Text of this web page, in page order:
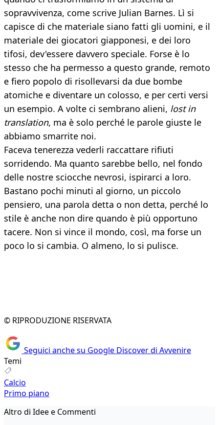
sopravvivenza, come scrive Julian Barnes. Lì si
capisce di che materiale siano fatti gli uomini, e il
materiale dei giocatori giapponesi, e dei loro
tifosi, dev'essere davvero speciale. Forse è lo
stesso che ha permesso a questo grande, remoto
e fiero popolo di risollevarsi da due bombe
atomiche e diventare un colosso, e per certi versi
un esempio. A volte ci sembrano alieni, lost in
translation, ma è solo perché le parole giuste le
abbiamo smarrite noi.
Faceva tenerezza vederli raccattare rifiuti
sorridendo. Ma quanto sarebbe bello, nel fondo
delle nostre sciocche nevrosi, ispirarci a loro.
Bastano pochi minuti al giorno, un piccolo
pensiero, una parola detta o non detta, perché lo
stile è anche non dire quando è più opportuno
tacere. Non si vince il mondo, così, ma forse un
poco lo si cambia. O almeno, lo si pulisce.
© RIPRODUZIONE RISERVATA
Seguici anche su Google Discover di Avvenire
Temi
Calcio
Primo piano
Altro di Idee e Commenti